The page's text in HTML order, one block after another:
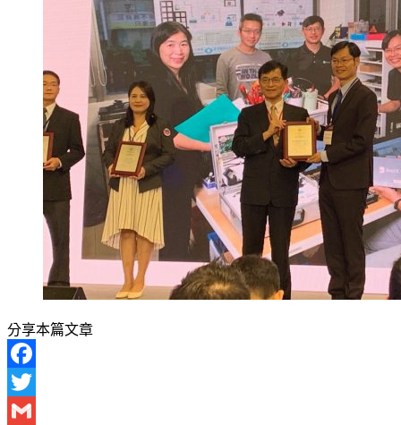
分享本篇文章
Facebook
Twitter